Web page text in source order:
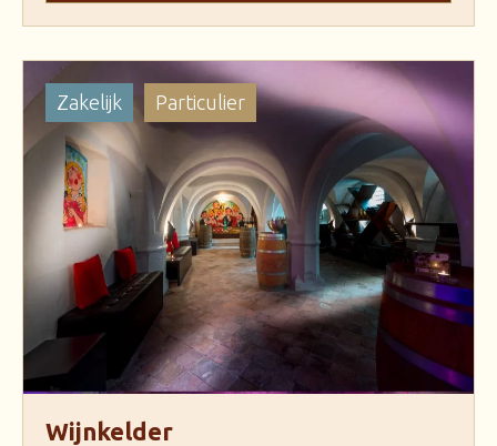
Zakelijk Particulier
Wijnkelder